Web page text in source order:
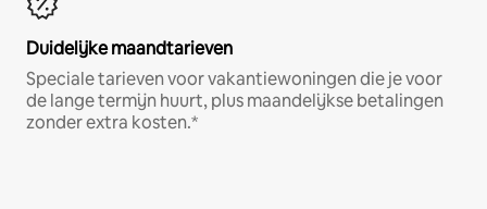
Duidelijke maandtarieven
Speciale tarieven voor vakantiewoningen die je voor
de lange termijn huurt, plus maandelijkse betalingen
zonder extra kosten.*